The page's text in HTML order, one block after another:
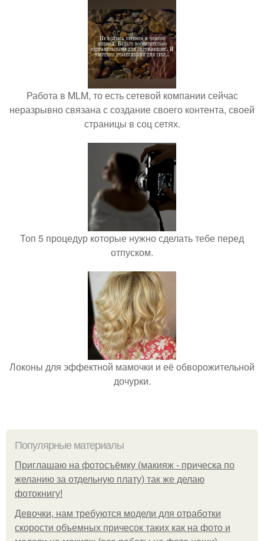
Работа в MLM, то есть сетевой компании сейчас
неразрывно связана с создание своего контента, своей
страницы в соц сетях.
Топ 5 процедур которые нужно сделать тебе перед
отпуском.
Локоны для эффектной мамочки и её обворожительной
дочурки.
Популярные материалы
Приглашаю на фотосъёмку (макияж - прическа по
желанию за отдельную плату) так же делаю
фотокнигу!
Девочки, нам требуются модели для отработки
скорости объемных причесок таких как на фото и